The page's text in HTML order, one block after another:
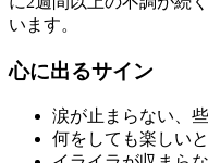
います。
心に出るサイン
涙が止まらない、
何をしても楽しい